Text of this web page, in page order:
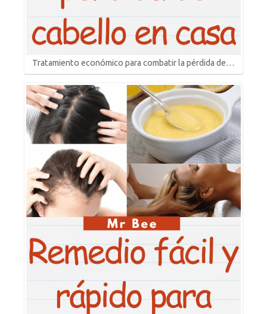
Tratamiento económico para combatir la pérdida de…